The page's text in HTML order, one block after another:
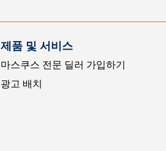
제품 및 서비스
마스쿠스 전문 딜러 가입하기
광고 배치